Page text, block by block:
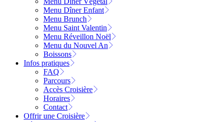
Menu Dîner Enfant
Menu Brunch
Menu Saint Valentin
Menu Réveillon Noël
Menu du Nouvel An
Boissons
Infos pratiques
FAQ
Parcours
Accès Croisière
Horaires
Contact
Offrir une Croisière